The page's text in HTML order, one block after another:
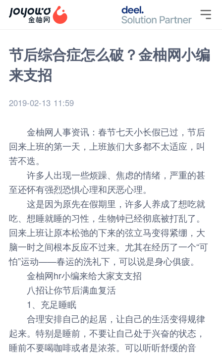

节后综合症怎么破？金柚网小编
来支招
2019-02-13 11:59
金柚网人事资讯：春节七天小长假已过，节后
回来上班的第一天，上班族们大多都不太适应，叫
苦不迭。
许多人出现一些烦躁、焦虑的情绪，严重的甚
至还怀有强烈恐惧心理和厌恶心理。
这是因为原先在假期里，许多人养成了想吃就
吃、想睡就睡的习性，生物钟已经彻底被打乱了。
回来上班让原本松弛的下来的弦立马变得紧绷，大
脑一时之间根本反应不过来。尤其在经历了一个“可
怕”运动——春运的洗礼下，可以说是身心俱疲。
金柚网hr小编来给大家支支招
八招让你节后满血复活
1、充足睡眠
合理安排自己的起居，让自己的生活变得规律
起来。特别是睡前，不要让自己处于兴奋的状态，
睡前不要喝咖啡或者是浓茶。可以听听舒缓的音